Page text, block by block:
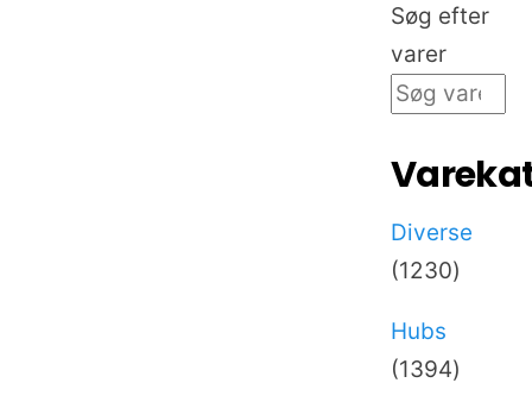
Søg efter
varer
Diverse
12301230
Hubs
13941394